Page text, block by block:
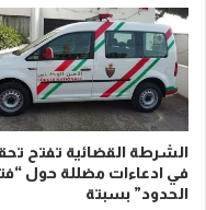
الشرطة القضائية تفتح
في ادعاءات مضللة حول
الحدود” بسبتة